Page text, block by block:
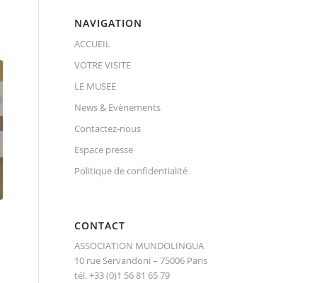
NAVIGATION
ACCUEIL
VOTRE VISITE
LE MUSEE
News & Evènements
Contactez-nous
Espace presse
Politique de confidentialité
CONTACT
ASSOCIATION MUNDOLINGUA
10 rue Servandoni – 75006 Paris
tél. +33 (0)1 56 81 65 79